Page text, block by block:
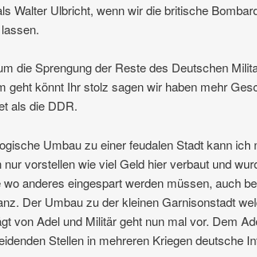
Walter Ulbricht, wenn wir die britische
die Sprengung der Reste des Deutschen
geht könnt Ihr stolz sagen wir haben mehr
als die DDR.
Umbau zu einer feudalen Stadt kann ich
vorstellen wie viel Geld hier verbaut und
wo anderes eingespart werden müssen, auch
Der Umbau zu der kleinen Garnisonstadt
von Adel und Militär geht nun mal vor. Dem
Stellen in mehreren Kriegen deutsche